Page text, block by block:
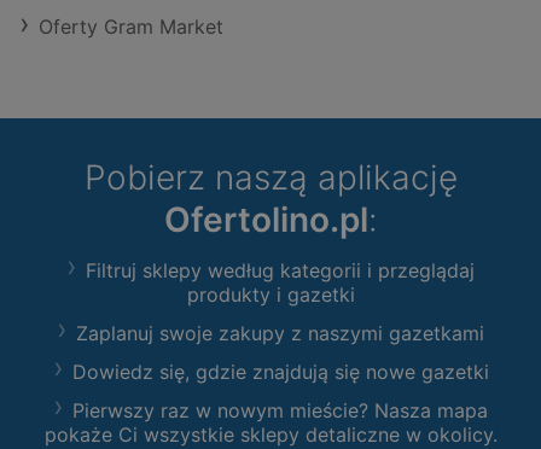
Oferty Gram Market
Pobierz naszą aplikację
Ofertolino.pl:
Filtruj sklepy według kategorii i przeglądaj
produkty i gazetki
Zaplanuj swoje zakupy z naszymi gazetkami
Dowiedz się, gdzie znajdują się nowe gazetki
Pierwszy raz w nowym mieście? Nasza mapa
pokaże Ci wszystkie sklepy detaliczne w okolicy.